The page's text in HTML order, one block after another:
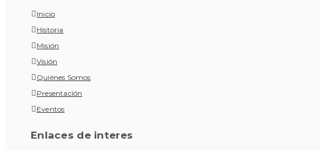
Inicio
Historia
Misión
Visión
Quiénes Somos
Presentación
Eventos
Enlaces de interes